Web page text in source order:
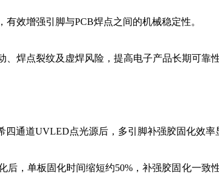
效增强引脚与PCB焊点之间的机械稳定性。
焊点裂纹及虚焊风险，提高电子产品长期可靠性
道UVLED点光源后，多引脚补强胶固化效率
单板固化时间缩短约50%，补强胶固化一致